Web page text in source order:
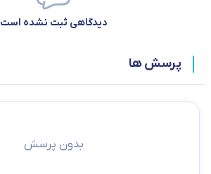
دیدگاهی ثبت نشده است
پرسش ها
بدون پرسش